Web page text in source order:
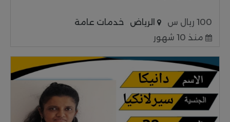
100 ريال س الرياض
خدمات عامة
منذ 10 شهور